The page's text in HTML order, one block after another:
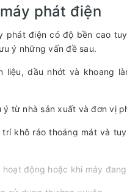
phát điện
phát điện có độ bền cao
ý những vấn đề sau.
liệu, dầu nhớt và khoang
từ nhà sản xuất và đơn vị
khô ráo thoáng mát và
động hoặc khi máy